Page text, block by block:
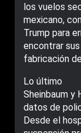
los vuelos
mexicano,
Trump para
encontrar
fabricación
Lo último
Sheinbaum y
datos de
Desde el